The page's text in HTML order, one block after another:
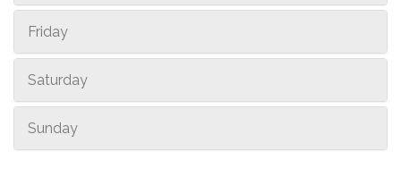
Friday
Saturday
Sunday